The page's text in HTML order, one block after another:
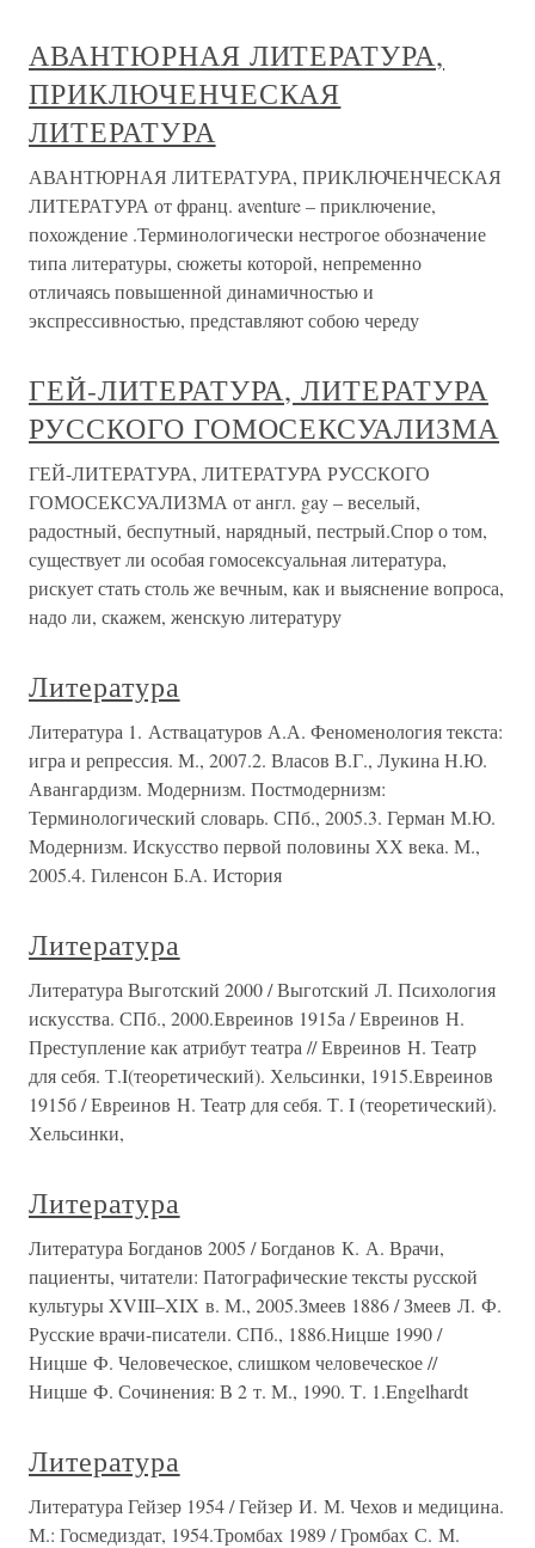
АВАНТЮРНАЯ ЛИТЕРАТУРА,
ПРИКЛЮЧЕНЧЕСКАЯ
ЛИТЕРАТУРА
АВАНТЮРНАЯ ЛИТЕРАТУРА, ПРИКЛЮЧЕНЧЕСКАЯ
ЛИТЕРАТУРА от франц. aventure – приключение,
похождение .Терминологически нестрогое обозначение
типа литературы, сюжеты которой, непременно
отличаясь повышенной динамичностью и
экспрессивностью, представляют собою череду
ГЕЙ-ЛИТЕРАТУРА, ЛИТЕРАТУРА
РУССКОГО ГОМОСЕКСУАЛИЗМА
ГЕЙ-ЛИТЕРАТУРА, ЛИТЕРАТУРА РУССКОГО
ГОМОСЕКСУАЛИЗМА от англ. gay – веселый,
радостный, беспутный, нарядный, пестрый.Спор о том,
существует ли особая гомосексуальная литература,
рискует стать столь же вечным, как и выяснение вопроса,
надо ли, скажем, женскую литературу
Литература
Литература 1. Аствацатуров А.А. Феноменология текста:
игра и репрессия. М., 2007.2. Власов В.Г., Лукина Н.Ю.
Авангардизм. Модернизм. Постмодернизм:
Терминологический словарь. СПб., 2005.3. Герман М.Ю.
Модернизм. Искусство первой половины ХХ века. М.,
2005.4. Гиленсон Б.А. История
Литература
Литература Выготский 2000 / Выготский Л. Психология
искусства. СПб., 2000.Евреинов 1915а / Евреинов Н.
Преступление как атрибут театра // Евреинов Н. Театр
для себя. Т.I(теоретический). Хельсинки, 1915.Евреинов
1915б / Евреинов Н. Театр для себя. Т. I (теоретический).
Хельсинки,
Литература
Литература Богданов 2005 / Богданов К. А. Врачи,
пациенты, читатели: Патографические тексты русской
культуры XVIII–XIX в. М., 2005.Змеев 1886 / Змеев Л. Ф.
Русские врачи-писатели. СПб., 1886.Ницше 1990 /
Ницше Ф. Человеческое, слишком человеческое //
Ницше Ф. Сочинения: В 2 т. М., 1990. Т. 1.Engelhardt
Литература
Литература Гейзер 1954 / Гейзер И. М. Чехов и медицина.
М.: Госмедиздат, 1954.Тромбах 1989 / Громбах С. М.